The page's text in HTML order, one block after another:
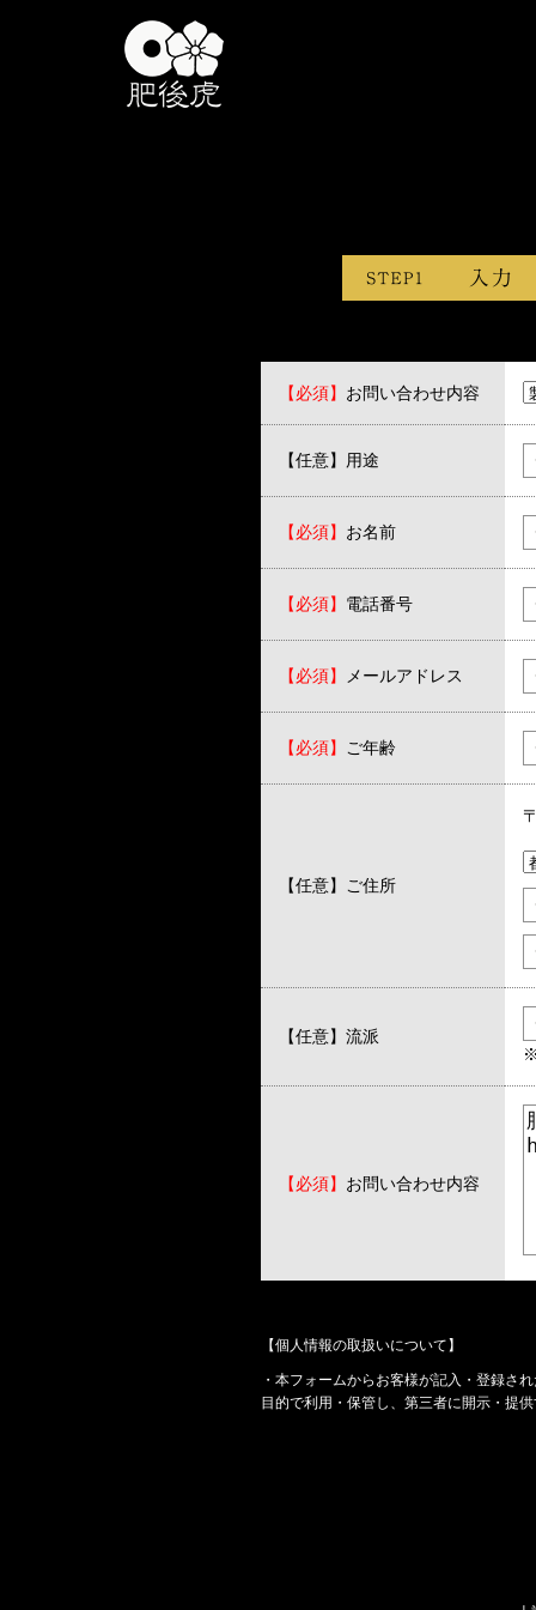
【必須】 お問い合わせ内容
【任意】用途
【必須】 お名前
【必須】 電話番号
【必須】 メールアドレス
【必須】 ご年齢
【任意】 ご住所
【任意】 流派
【必須】 お問い合わせ内容
【個人情報の取扱いについて】
・本フォームからお客様が記入・登録さ
目的で利用・保管し、第三者に開示・提